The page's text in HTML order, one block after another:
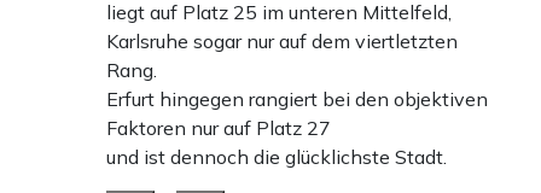
liegt auf Platz 25 im unteren Mittelfeld,
Karlsruhe sogar nur auf dem viertletzten
Rang.
Erfurt hingegen rangiert bei den objektiven
Faktoren nur auf Platz 27
und ist dennoch die glücklichste Stadt.